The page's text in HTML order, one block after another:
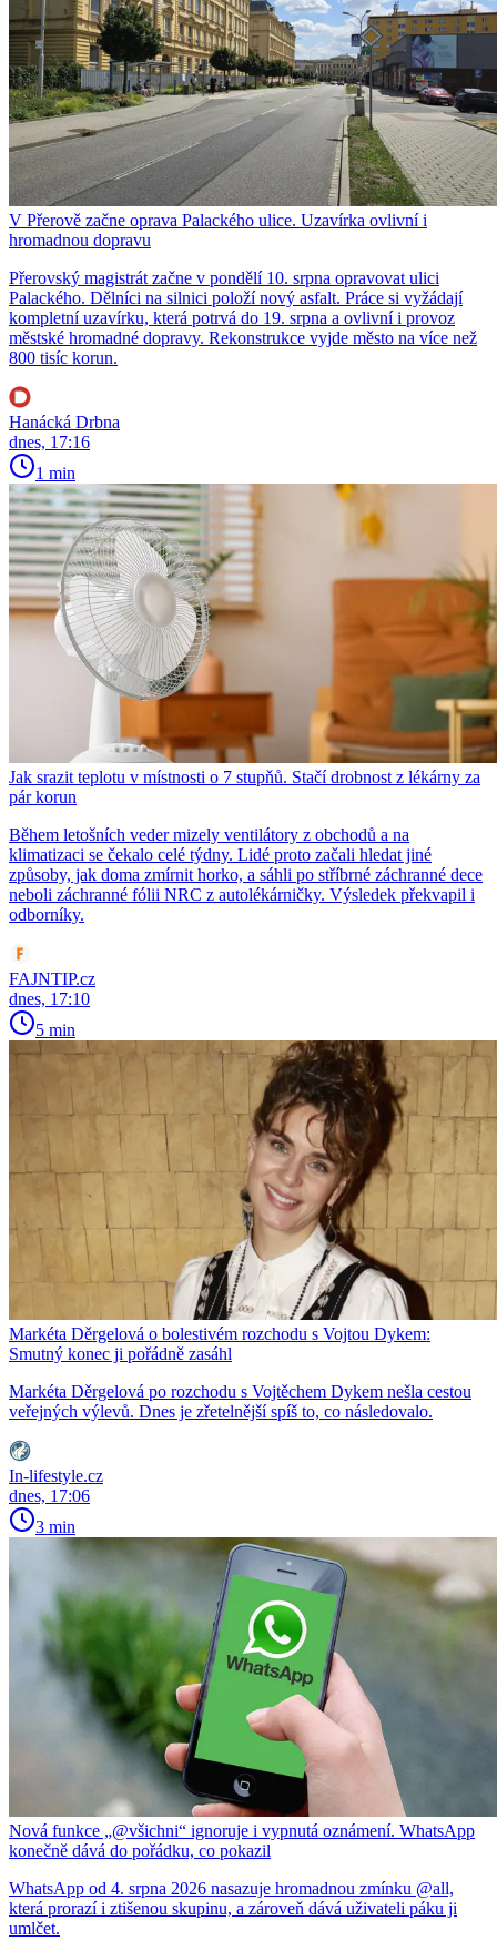
V Přerově začne oprava Palackého ulice. Uzavírka ovlivní i
hromadnou dopravu
Přerovský magistrát začne v pondělí 10. srpna opravovat ulici
Palackého. Dělníci na silnici položí nový asfalt. Práce si vyžádají
kompletní uzavírku, která potrvá do 19. srpna a ovlivní i provoz
městské hromadné dopravy. Rekonstrukce vyjde město na více než
800 tisíc korun.
Hanácká Drbna
dnes, 17:16
1 min
Jak srazit teplotu v místnosti o 7 stupňů. Stačí drobnost z lékárny za
pár korun
Během letošních veder mizely ventilátory z obchodů a na
klimatizaci se čekalo celé týdny. Lidé proto začali hledat jiné
způsoby, jak doma zmírnit horko, a sáhli po stříbrné záchranné dece
neboli záchranné fólii NRC z autolékárničky. Výsledek překvapil i
odborníky.
FAJNTIP.cz
dnes, 17:10
5 min
Markéta Děrgelová o bolestivém rozchodu s Vojtou Dykem:
Smutný konec ji pořádně zasáhl
Markéta Děrgelová po rozchodu s Vojtěchem Dykem nešla cestou
veřejných výlevů. Dnes je zřetelnější spíš to, co následovalo.
In-lifestyle.cz
dnes, 17:06
3 min
Nová funkce „@všichni“ ignoruje i vypnutá oznámení. WhatsApp
konečně dává do pořádku, co pokazil
WhatsApp od 4. srpna 2026 nasazuje hromadnou zmínku @all,
která prorazí i ztišenou skupinu, a zároveň dává uživateli páku ji
umlčet.